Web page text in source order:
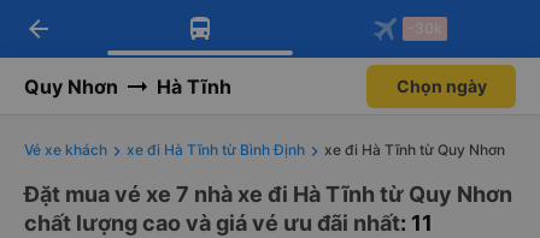
Tải app Vexere ngay!
Nhận ưu đãi thành viên độc
Mở app
Tải app Vexere
-30k/ghế khi đặt vé máy bay qua
Mở app
arrow_back -30k
Quy Nhơn Hà Tĩnh Chọn ngày
Vé xe khách xe đi Hà Tĩnh từ Bình Định xe đi Hà Tĩnh từ Quy Nhơn
Đặt mua vé xe 7 nhà xe đi Hà Tĩnh từ Quy Nhơn
chất lượng cao và giá vé ưu đãi nhất: 11